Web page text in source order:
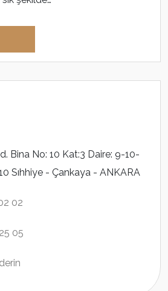
Bina No: 10 Kat:3 Daire: 9-10-
Sıhhiye - Çankaya - ANKARA
02
05